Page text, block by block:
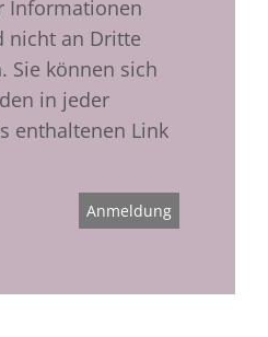
Informationen
nicht an Dritte
Sie können sich
in jeder
enthaltenen Link